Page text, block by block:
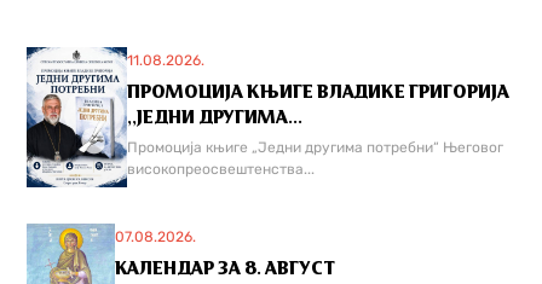
11.08.2026.
ПРОМОЦИЈА КЊИГЕ ВЛАДИКЕ ГРИГОРИЈА
,,ЈЕДНИ ДРУГИМА...
Промоција књиге „Једни другима потребни“ Његовог
високопреосвештенства...
07.08.2026.
КАЛЕНДАР ЗА 8. АВГУСТ